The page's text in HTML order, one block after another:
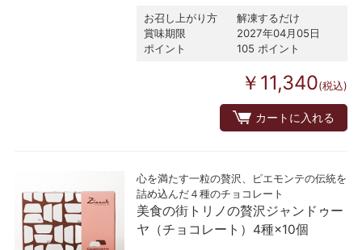
お召し上がり方
解凍するだけ
賞味期限
2027年04月05日
ポイント
105 ポイント
￥11,340(税込)
カートに入れる
心を満たす一粒の贅沢、ピエモンテの伝統を
詰め込んだ４種のチョコレート
美食の街トリノの贅沢ジャンドゥー
ヤ（チョコレート）4種×10個